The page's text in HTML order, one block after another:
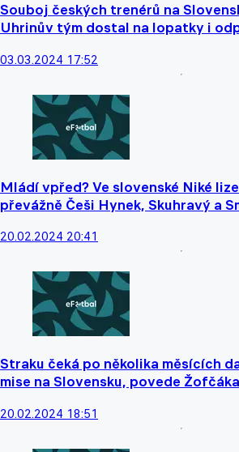
Souboj českých trenérů na
Uhrinův tým dostal na lopatky i
03.03.2024 17:52
Mládí vpřed? Ve slovenské Niké
převážně Češi Hynek, Skuhravý a
20.02.2024 20:41
Straku čeká po několika měsících
mise na Slovensku, povede
20.02.2024 18:51